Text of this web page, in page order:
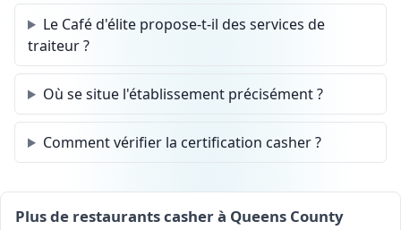
Le Café d'élite propose-t-il des services de
traiteur ?
Où se situe l'établissement précisément ?
Comment vérifier la certification casher ?
Plus de restaurants casher à Queens County